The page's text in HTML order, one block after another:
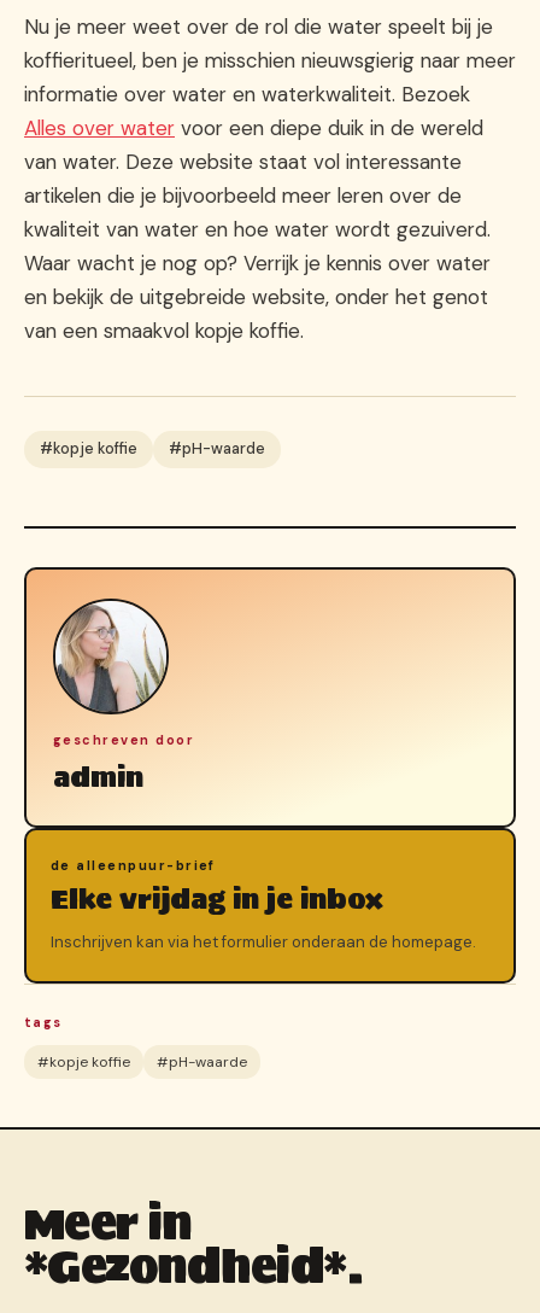
Nu je meer weet over de rol die water speelt bij je
koffieritueel, ben je misschien nieuwsgierig naar meer
informatie over water en waterkwaliteit. Bezoek
Alles over water voor een diepe duik in de wereld
van water. Deze website staat vol interessante
artikelen die je bijvoorbeeld meer leren over de
kwaliteit van water en hoe water wordt gezuiverd.
Waar wacht je nog op? Verrijk je kennis over water
en bekijk de uitgebreide website, onder het genot
van een smaakvol kopje koffie.
#kopje koffie #pH-waarde
geschreven door
admin
de alleenpuur-brief
Elke vrijdag in je inbox
Inschrijven kan via het formulier onderaan de homepage.
tags
#kopje koffie #pH-waarde
Meer in
*Gezondheid*.